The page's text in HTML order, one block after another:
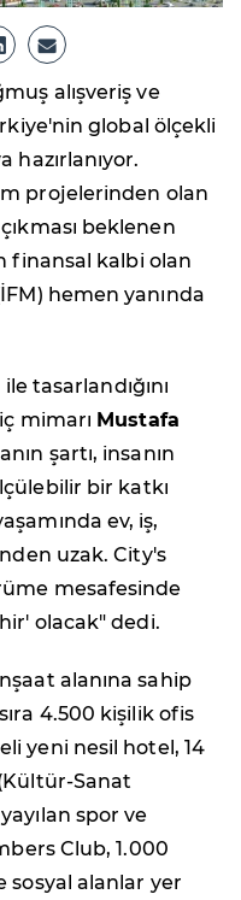
alışveriş ve
global ölçekli
hazırlanıyor.
projelerinden olan
beklenen
finansal kalbi olan
hemen yanında
tasarlandığını
mimarı Mustafa
şartı, insanın
bir katkı
ev, iş,
uzak. City's
mesafesinde
olacak" dedi.
alanına sahip
4.500 kişilik ofis
yeni nesil hotel, 14
Sanat
spor ve
Club, 1.000
sosyal alanlar yer